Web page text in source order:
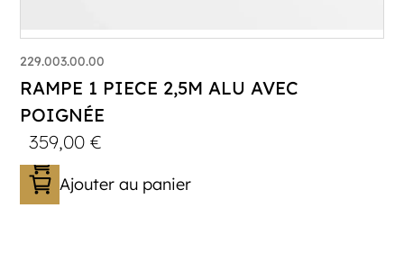
229.003.00.00
RAMPE 1 PIECE 2,5M ALU AVEC
POIGNÉE
359,00€
Ajouter au panier